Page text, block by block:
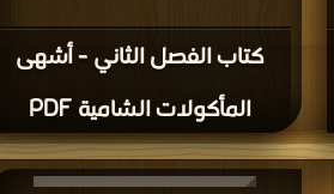
كتاب الفصل الثاني - أشهى
المأكولات الشامية PDF